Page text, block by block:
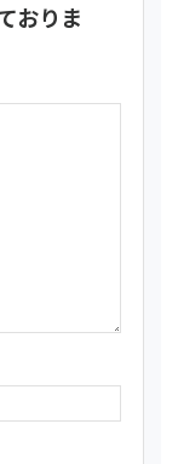
おりま